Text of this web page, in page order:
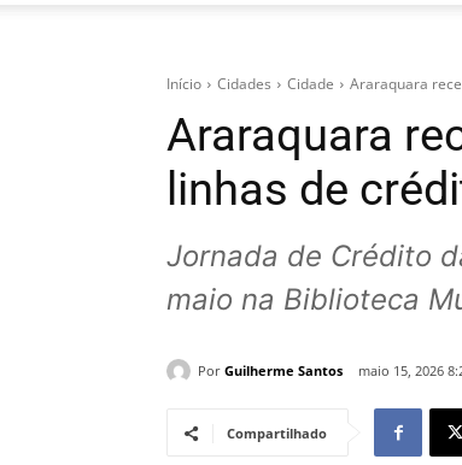
Início Cidades Cidade Araraquara
Araraquara
linhas de
Jornada de Crédito
maio na Biblioteca
Por Guilherme Santos maio 15, 2026
Compartilhado